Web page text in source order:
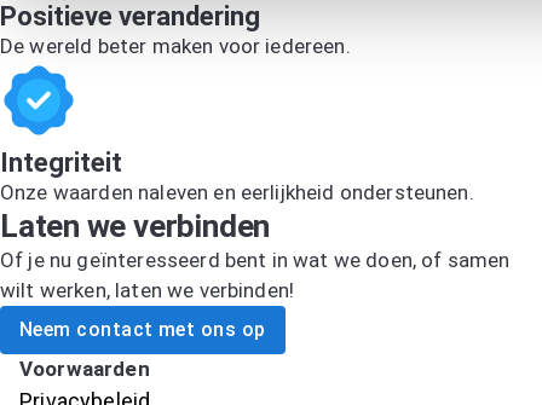
Positieve verandering
De wereld beter maken voor iedereen.
Integriteit
Onze waarden naleven en eerlijkheid ondersteunen.
Laten we verbinden
Of je nu geïnteresseerd bent in wat we doen, of samen
wilt werken, laten we verbinden!
Neem contact met ons op
Voorwaarden